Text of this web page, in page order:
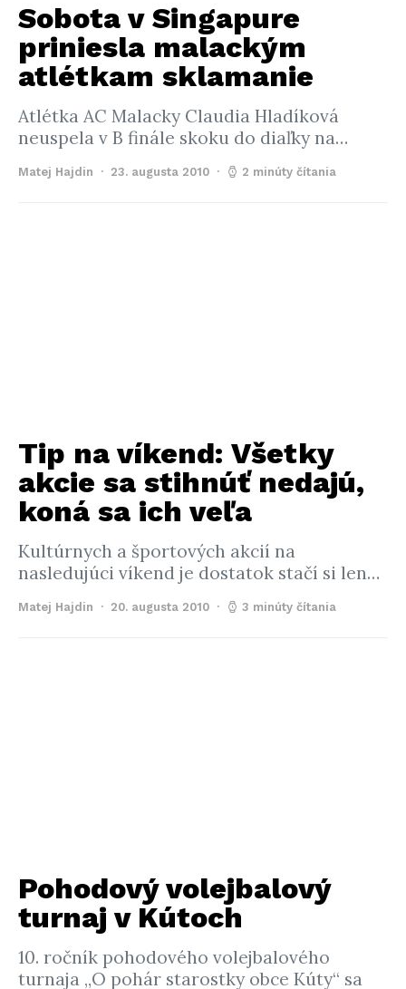
Sobota v Singapure
priniesla malackým
atlétkam sklamanie
Atlétka AC Malacky Claudia Hladíková
neuspela v B finále skoku do diaľky na…
Matej Hajdin 23. augusta 2010 2 minúty čítania
Tip na víkend: Všetky
akcie sa stihnúť nedajú,
koná sa ich veľa
Kultúrnych a športových akcií na
nasledujúci víkend je dostatok stačí si len…
Matej Hajdin 20. augusta 2010 3 minúty čítania
Pohodový volejbalový
turnaj v Kútoch
10. ročník pohodového volejbalového
turnaja „O pohár starostky obce Kúty“ sa